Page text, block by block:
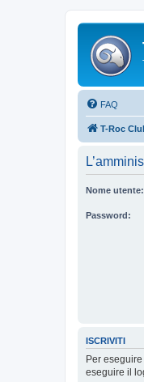
FAQ
T-Roc
Nome utente:
Password:
ISCRIVITI
Per
eseguire il